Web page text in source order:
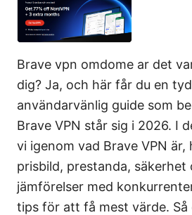
Brave vpn omdome ar det
dig? Ja, och här får du en
användarvänlig guide som
Brave VPN står sig i 2026. I
vi igenom vad Brave VPN
prisbild, prestanda,
jämförelser med
tips för att få mest värde. Så